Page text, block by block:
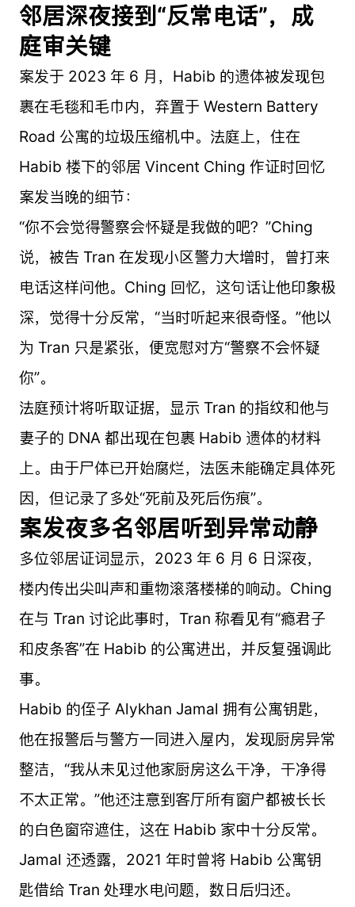
邻居深夜接到“反常电话”，成
庭审关键
案发于 2023 年 6 月，Habib 的遗体被发现包
裹在毛毯和毛巾内，弃置于 Western Battery
Road 公寓的垃圾压缩机中。法庭上，住在
Habib 楼下的邻居 Vincent Ching 作证时回忆
案发当晚的细节：
“你不会觉得警察会怀疑是我做的吧？”Ching
说，被告 Tran 在发现小区警力大增时，曾打来
电话这样问他。Ching 回忆，这句话让他印象极
深，觉得十分反常，“当时听起来很奇怪。”他以
为 Tran 只是紧张，便宽慰对方“警察不会怀疑
你”。
法庭预计将听取证据，显示 Tran 的指纹和他与
妻子的 DNA 都出现在包裹 Habib 遗体的材料
上。由于尸体已开始腐烂，法医未能确定具体死
因，但记录了多处“死前及死后伤痕”。
案发夜多名邻居听到异常动静
多位邻居证词显示，2023 年 6 月 6 日深夜，
楼内传出尖叫声和重物滚落楼梯的响动。Ching
在与 Tran 讨论此事时，Tran 称看见有“瘾君子
和皮条客”在 Habib 的公寓进出，并反复强调此
事。
Habib 的侄子 Alykhan Jamal 拥有公寓钥匙，
他在报警后与警方一同进入屋内，发现厨房异常
整洁，“我从未见过他家厨房这么干净，干净得
不太正常。”他还注意到客厅所有窗户都被长长
的白色窗帘遮住，这在 Habib 家中十分反常。
Jamal 还透露，2021 年时曾将 Habib 公寓钥
匙借给 Tran 处理水电问题，数日后归还。